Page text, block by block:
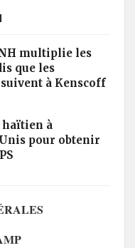
multiplie les
que les
à Kenscoff
haïtien à
pour obtenir